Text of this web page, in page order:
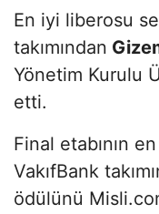
En iyi liberosu
takımından
Yönetim Kurulu
etti.
Final etabının
VakıfBank
ödülünü